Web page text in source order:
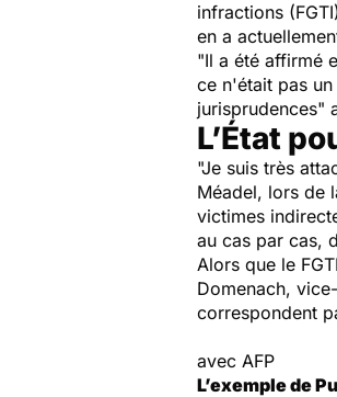
infractions
en a
"Il a été affirmé
ce n'était pas un
jurisprudences"
L’État
"Je suis très
Méadel, lors de
victimes
au cas par cas,
Alors que le
Domenach,
correspondent
avec AFP
L’exemple de